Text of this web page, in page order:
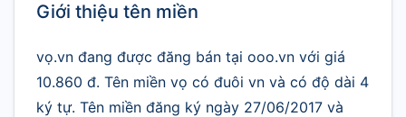
Giới thiệu tên miền
vọ.vn đang được đăng bán tại ooo.vn với giá
10.860 đ. Tên miền vọ có đuôi vn và có độ dài 4
ký tự. Tên miền đăng ký ngày 27/06/2017 và